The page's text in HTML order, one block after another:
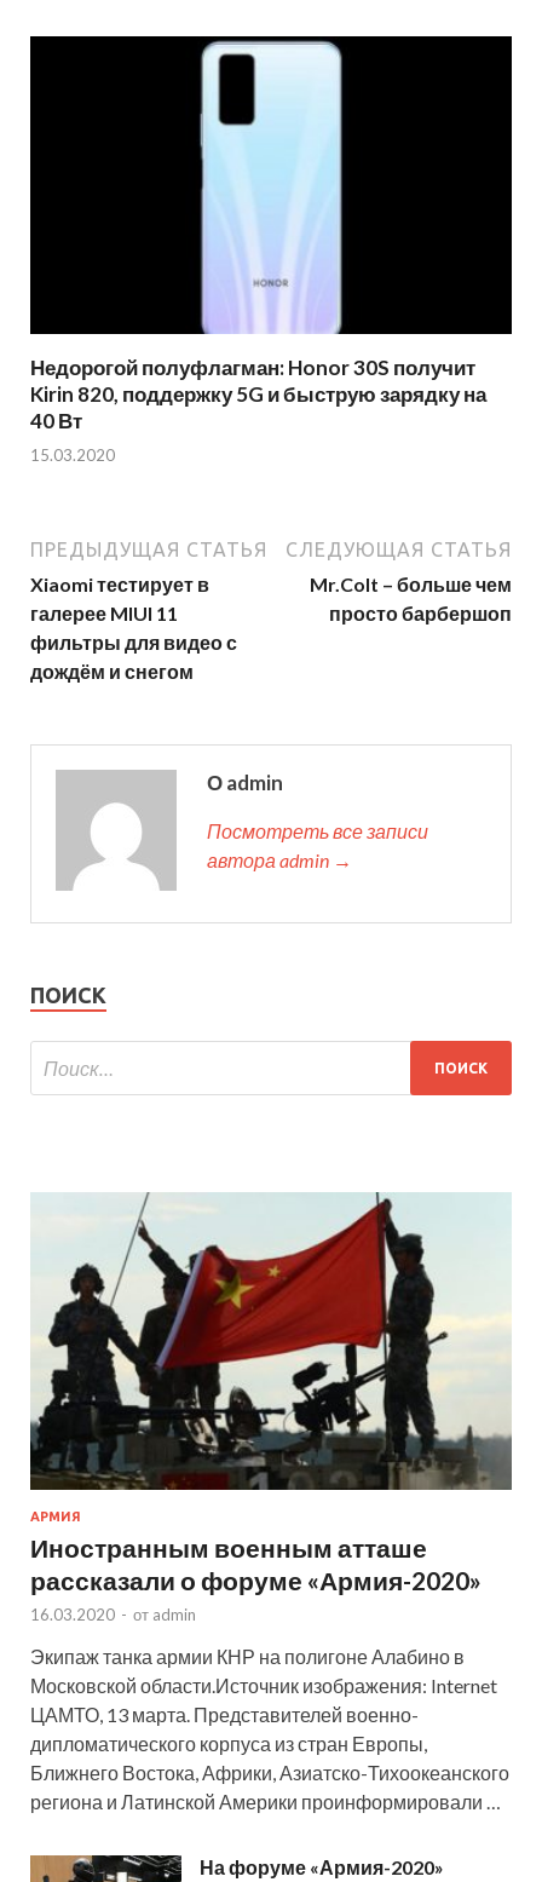
Недорогой полуфлагман: Honor 30S получит
Kirin 820, поддержку 5G и быструю зарядку на
40 Вт
15.03.2020
ПРЕДЫДУЩАЯ СТАТЬЯ
Xiaomi тестирует в
галерее MIUI 11
фильтры для видео с
дождём и снегом
СЛЕДУЮЩАЯ СТАТЬЯ
Mr.Colt – больше чем
просто барбершоп
О admin
Посмотреть все записи
автора admin →
ПОИСК
АРМИЯ
Иностранным военным атташе
рассказали о форуме «Армия-2020»
16.03.2020 - от admin
Экипаж танка армии КНР на полигоне Алабино в
Московской области.Источник изображения: Internet
ЦАМТО, 13 марта. Представителей военно-
дипломатического корпуса из стран Европы,
Ближнего Востока, Африки, Азиатско-Тихоокеанского
региона и Латинской Америки проинформировали …
На форуме «Армия-2020»